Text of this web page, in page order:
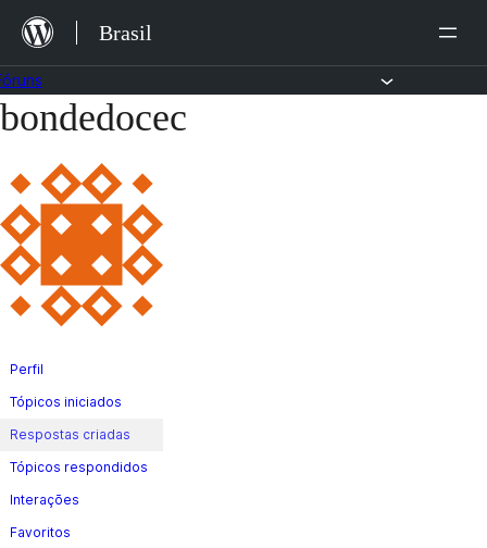
para
o
conteúdo
Brasil
Pular
conteúdo
bondedocec
Perfil
Tópicos iniciados
Respostas criadas
Tópicos respondidos
Interações
Favoritos